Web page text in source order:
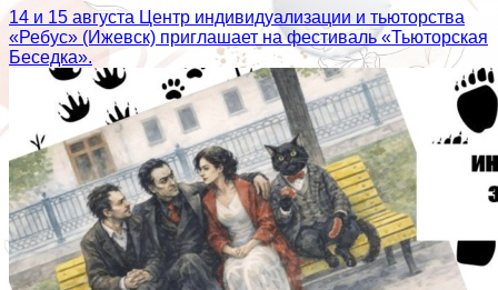
14 и 15 августа Центр индивидуализации и тьюторства
«Ребус» (Ижевск) приглашает на фестиваль «Тьюторская
Беседка».